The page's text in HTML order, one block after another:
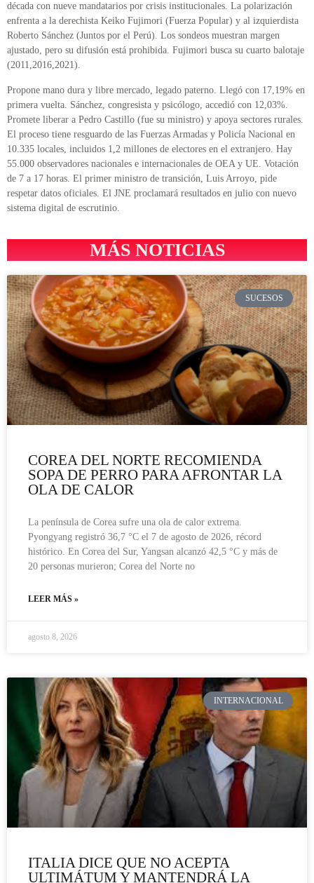
década con nueve mandatarios por crisis institucionales. La polarización
enfrenta a la derechista Keiko Fujimori (Fuerza Popular) y al izquierdista
Roberto Sánchez (Juntos por el Perú). Los sondeos muestran margen
ajustado, pero su difusión está prohibida. Fujimori busca su cuarto balotaje
(2011,2016,2021).
Propone mano dura y libre mercado, legado paterno. Llegó con 17,19% en
primera vuelta. Sánchez, congresista y psicólogo, accedió con 12,03%.
Promete liberar a Pedro Castillo (fue su ministro) y apoya sectores rurales.
El proceso tiene resguardo de las Fuerzas Armadas y Policía Nacional en
10.335 locales, incluidos 1,2 millones de electores en el extranjero. Hay
55.000 observadores nacionales e internacionales de OEA y UE. Votación
de 7 a 17 horas. El primer ministro de transición, Luis Arroyo, pide
respetar datos oficiales. El JNE proclamará resultados en julio con nuevo
sistema digital de escrutinio.
MÁS NOTICIAS
SUCESOS
COREA DEL NORTE RECOMIENDA
SOPA DE PERRO PARA AFRONTAR LA
OLA DE CALOR
La península de Corea sufre una ola de calor extrema.
Pyongyang registró 36,7 °C el 7 de agosto de 2026, récord
histórico. En Corea del Sur, Yangsan alcanzó 42,5 °C y más de
20 personas murieron; Corea del Norte no
LEER MÁS »
agosto 8, 2026
INTERNACIONAL
ITALIA DICE QUE NO ACEPTA
ULTIMÁTUM Y MANTENDRÁ LA